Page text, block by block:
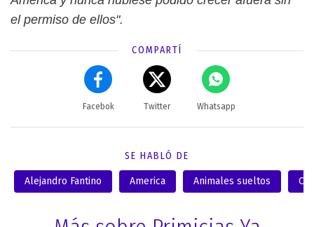
el permiso de ellos".
COMPARTÍ
Facebok Twitter Whatsapp
SE HABLÓ DE
Alejandro Fantino America Animales sueltos